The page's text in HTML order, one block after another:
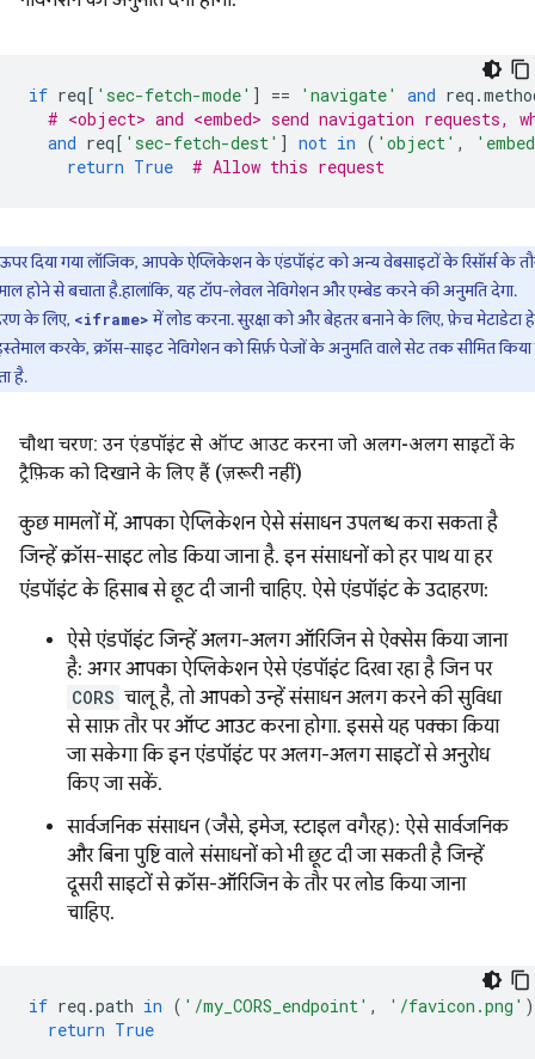
if req [ 'sec-fetch-mode' ] == 'navigate' and req .
# <object> and <embed> send navigation requests,
and req [ 'sec-fetch-dest' ] not in ( 'object' ,
return True # Allow this request
ऊपर दिया गया लॉजिक, आपके ऐप्लिकेशन के एंडपॉइंट को अन्य वेबसाइटों के रिसॉर्स के
होने से बचाता है.हालांकि, यह टॉप-लेवल नेविगेशन और एम्बेड करने की अनुमति देगा.
के लिए, <iframe>में लोड करना. सुरक्षा को और बेहतर बनाने के लिए, फ़ेच मेटाडेटा
करके, क्रॉस-साइट नेविगेशन को सिर्फ़ पेजों के अनुमति वाले सेट तक सीमित किया
है.
चौथा चरण: उन एंडपॉइंट से ऑप्ट आउट करना जो अलग-अलग साइटों के
ट्रैफ़िक को दिखाने के लिए हैं (ज़रूरी नहीं)
कुछ मामलों में, आपका ऐप्लिकेशन ऐसे संसाधन उपलब्ध करा सकता है
जिन्हें क्रॉस-साइट लोड किया जाना है. इन संसाधनों को हर पाथ या हर
एंडपॉइंट के हिसाब से छूट दी जानी चाहिए. ऐसे एंडपॉइंट के उदाहरण:
ऐसे एंडपॉइंट जिन्हें अलग-अलग ऑरिजिन से ऐक्सेस किया जाना
है: अगर आपका ऐप्लिकेशन ऐसे एंडपॉइंट दिखा रहा है जिन पर
CORS चालू है, तो आपको उन्हें संसाधन अलग करने की सुविधा
से साफ़ तौर पर ऑप्ट आउट करना होगा. इससे यह पक्का किया
जा सकेगा कि इन एंडपॉइंट पर अलग-अलग साइटों से अनुरोध
किए जा सकें.
सार्वजनिक संसाधन (जैसे, इमेज, स्टाइल वगैरह): ऐसे सार्वजनिक
और बिना पुष्टि वाले संसाधनों को भी छूट दी जा सकती है जिन्हें
दूसरी साइटों से क्रॉस-ऑरिजिन के तौर पर लोड किया जाना
चाहिए.
if req .path in ( '/my_CORS_endpoint' , '/favicon.png'
return True